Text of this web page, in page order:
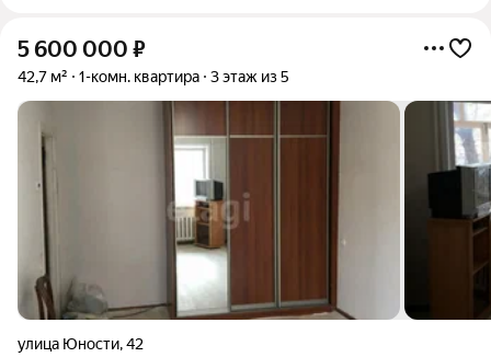
5 600 000 ₽
42,7 м² 1-комн. квартира 3 этаж из 5
улица Юности,42